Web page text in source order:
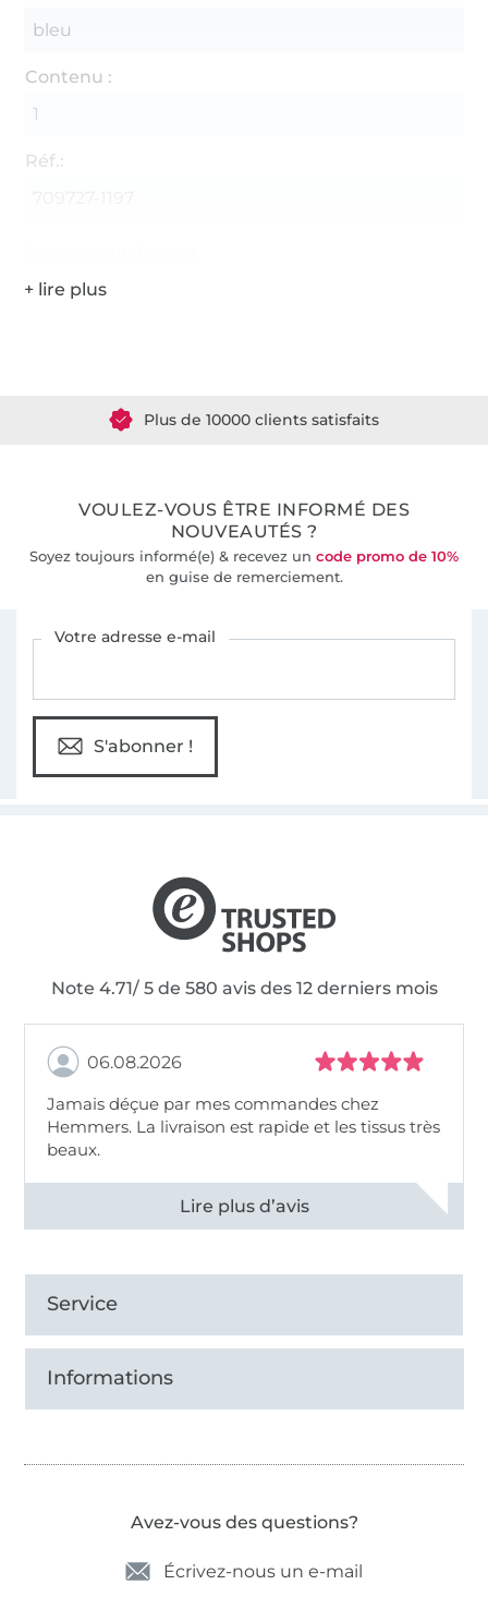
bleu
Contenu :
1
Réf.:
Plus de 10000 clients satisfaits
VOULEZ-VOUS ÊTRE INFORMÉ DES
NOUVEAUTÉS ?
Soyez toujours informé(e) & recevez un code promo de 10%
en guise de remerciement.
Votre adresse e-mail
S'abonner !
Note 4.71/ 5 de 580 avis des 12 derniers mois
06.08.2026
Jamais déçue par mes commandes chez
Hemmers. La livraison est rapide et les tissus très
beaux.
Voir tous les 11495 commentaires
Service
Informations
Avez-vous des questions?
Écrivez-nous un e-mail